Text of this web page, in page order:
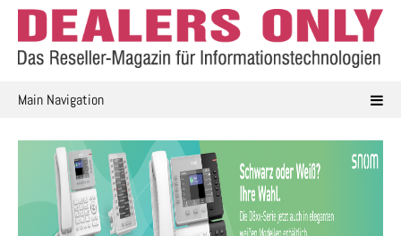
Skip
content
Main Navigation